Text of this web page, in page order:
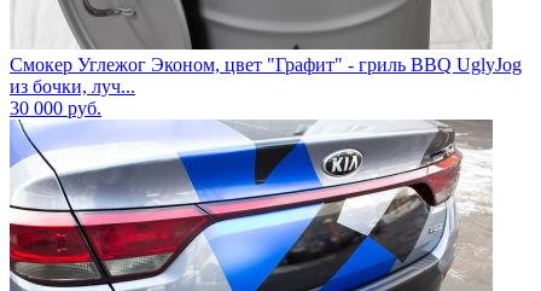
Смокер Углежог Эконом, цвет "Графит" - гриль BBQ UglyJog
из бочки, луч...
30 000 руб.